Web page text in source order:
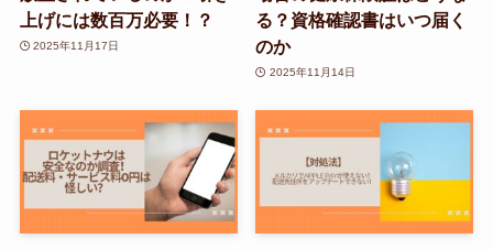
上げには数百万必要！？
2025年11月17日
る？資格確認書はいつ届く
のか
2025年11月14日